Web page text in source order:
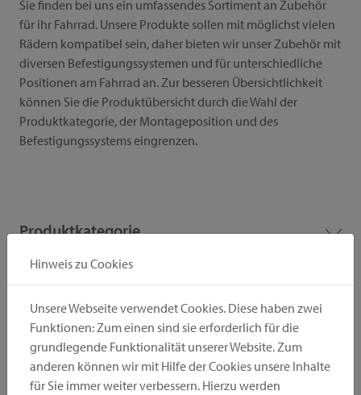
Sie finden bei uns ein umfassendes Sortiment an Zubehör
für ihr Fahrrad. Unsere Produkte sollen mit möglichst vielen
Rädern kompatibel sein, daher bieten wir unser Zubehör mit
diversen Befestigungssystemen und für unterschiedliche
Positionen am Fahrrad an. Zur besseren Übersichtlichkeit
können Sie die Produktübersicht durch die Wahl der
Produktkategorie, der Montageposition und des
Befestigungssystems eingrenzen.
Produktkategorie
Montageposition
Befestigungssystem
Hinweis zu Cookies
Unsere Webseite verwendet Cookies. Diese haben zwei
Funktionen: Zum einen sind sie erforderlich für die
grundlegende Funktionalität unserer Website. Zum
anderen können wir mit Hilfe der Cookies unsere Inhalte
für Sie immer weiter verbessern. Hierzu werden